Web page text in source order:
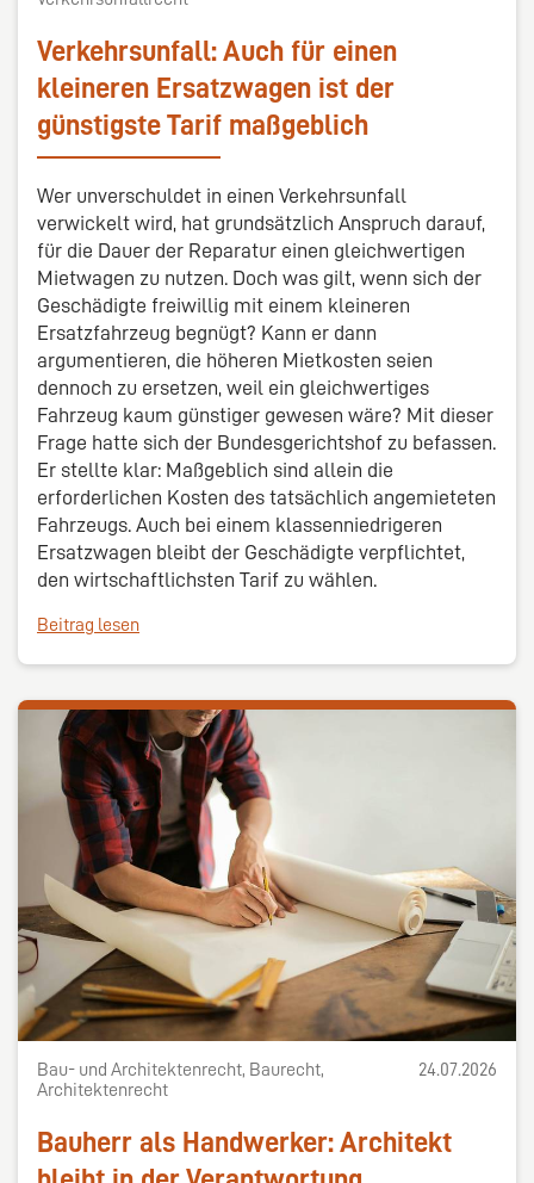
Verkehrsunfall: Auch für einen
kleineren Ersatzwagen ist der
günstigste Tarif maßgeblich
Wer unverschuldet in einen Verkehrsunfall
verwickelt wird, hat grundsätzlich Anspruch darauf,
für die Dauer der Reparatur einen gleichwertigen
Mietwagen zu nutzen. Doch was gilt, wenn sich der
Geschädigte freiwillig mit einem kleineren
Ersatzfahrzeug begnügt? Kann er dann
argumentieren, die höheren Mietkosten seien
dennoch zu ersetzen, weil ein gleichwertiges
Fahrzeug kaum günstiger gewesen wäre? Mit dieser
Frage hatte sich der Bundesgerichtshof zu befassen.
Er stellte klar: Maßgeblich sind allein die
erforderlichen Kosten des tatsächlich angemieteten
Fahrzeugs. Auch bei einem klassenniedrigeren
Ersatzwagen bleibt der Geschädigte verpflichtet,
den wirtschaftlichsten Tarif zu wählen.
Beitrag lesen
Bau- und Architektenrecht, Baurecht,
Architektenrecht
24.07.2026
Bauherr als Handwerker: Architekt